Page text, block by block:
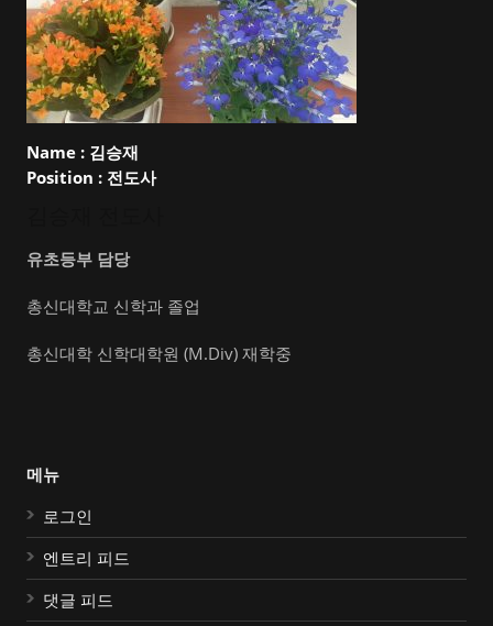
Name : 김승재
Position : 전도사
유초등부 담당
총신대학교 신학과 졸업
총신대학 신학대학원 (M.Div) 재학중
메뉴
로그인
엔트리 피드
댓글 피드